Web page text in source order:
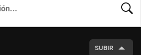
SUBIR